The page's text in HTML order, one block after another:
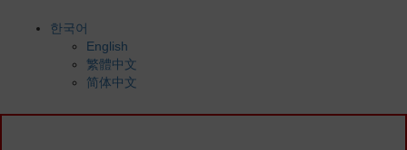
한국어
English
繁體中文
简体中文